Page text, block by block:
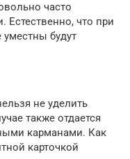
часто
Естественно, что при
уместны будут
не уделить
также отдается
карманами. Как
карточкой